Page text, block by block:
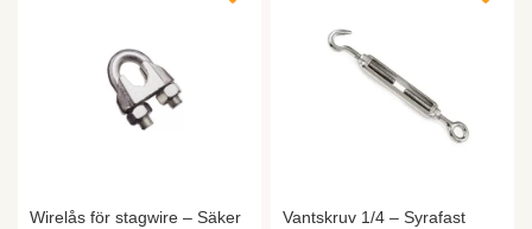
Wirelås för stagwire – Säker
Vantskruv 1/4 – Syrafast